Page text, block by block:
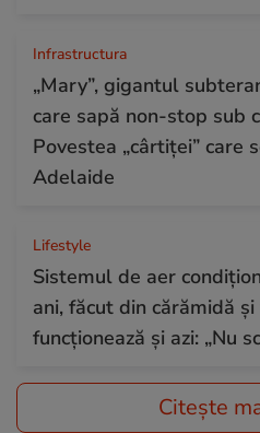
Infrastructura
„Mary”, gigantul
care sapă non-stop sub
Povestea „cârtiței” care
Adelaide
Lifestyle
Sistemul de aer
ani, făcut din cărămidă
funcționează și azi: „Nu
Citește